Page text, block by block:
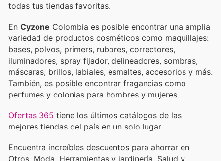
todas tus tiendas favoritas.
En Cyzone Colombia es posible encontrar una amplia
variedad de productos cosméticos como maquillajes:
bases, polvos, primers, rubores, correctores,
iluminadores, spray fijador, delineadores, sombras,
máscaras, brillos, labiales, esmaltes, accesorios y más.
También, es posible encontrar fragancias como
perfumes y colonias para hombres y mujeres.
Ofertas 365 tiene los últimos catálogos de las
mejores tiendas del país en un solo lugar.
Encuentra increíbles descuentos para ahorrar en
Otros, Moda, Herramientas y jardinería, Salud y